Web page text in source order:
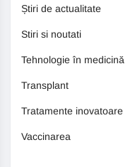
Știri de actualitate
Stiri si noutati
Tehnologie în medicină
Transplant
Tratamente inovatoare
Vaccinarea